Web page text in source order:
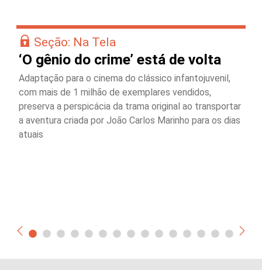
Seção: Na Tela
‘O gênio do crime’ está de volta
Adaptação para o cinema do clássico infantojuvenil,
com mais de 1 milhão de exemplares vendidos,
preserva a perspicácia da trama original ao transportar
a aventura criada por João Carlos Marinho para os dias
atuais